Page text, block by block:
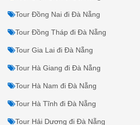
Tour Bình Định đi Đà Nẵng
Tour Bình Phước đi Đà Nẵng
Tour Bình Thuận đi Đà Nẵng
Tour Cà Mau đi Đà Nẵng
Tour Cao Bằng đi Đà Nẵng
Tour Đắk Lắk đi Đà Nẵng
Tour Đắk Nông đi Đà Nẵng